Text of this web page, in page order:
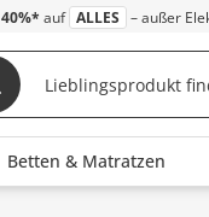
40%* auf ALLES – außer
Betten & Matratzen